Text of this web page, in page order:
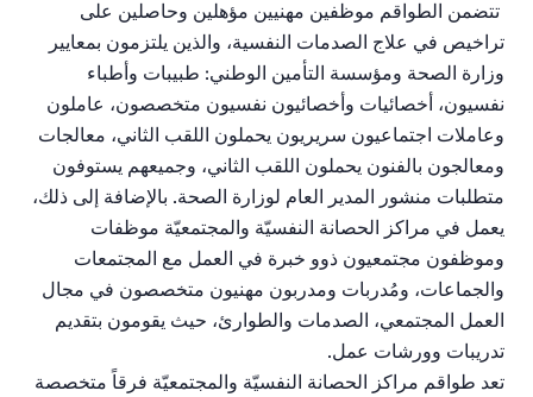
تتضمن الطواقم موظفين مهنيين مؤهلين وحاصلين على
تراخيص في علاج الصدمات النفسية، والذين يلتزمون بمعايير
وزارة الصحة ومؤسسة التأمين الوطني: طبيبات وأطباء
نفسيون، أخصائيات وأخصائيون نفسيون متخصصون، عاملون
وعاملات اجتماعيون سريريون يحملون اللقب الثاني، معالجات
ومعالجون بالفنون يحملون اللقب الثاني، وجميعهم يستوفون
متطلبات منشور المدير العام لوزارة الصحة. بالإضافة إلى ذلك،
يعمل في مراكز الحصانة النفسيّة والمجتمعيّة موظفات
وموظفون مجتمعيون ذوو خبرة في العمل مع المجتمعات
والجماعات، ومُدربات ومدربون مهنيون متخصصون في مجال
العمل المجتمعي، الصدمات والطوارئ، حيث يقومون بتقديم
تدريبات وورشات عمل.
تعد طواقم مراكز الحصانة النفسيّة والمجتمعيّة فرقاً متخصصة